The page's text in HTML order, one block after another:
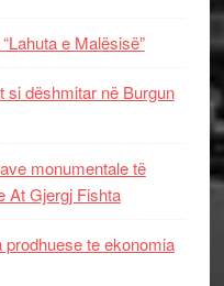
e Malësisë”
si dëshmitar në Burgun
monumentale të
At Gjergj Fishta
te ekonomia